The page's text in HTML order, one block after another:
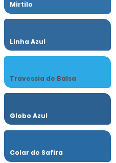
Mirtilo
Linha Azul
Travessia de Balsa
Globo Azul
Colar de Safira